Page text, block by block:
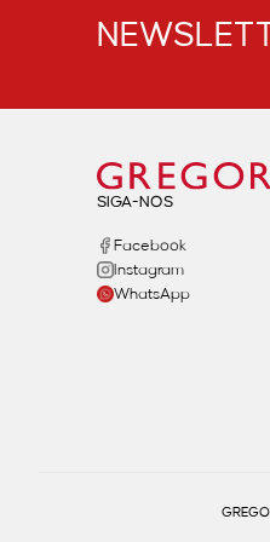
SIGA-NOS
Facebook
Instagram
WhatsApp